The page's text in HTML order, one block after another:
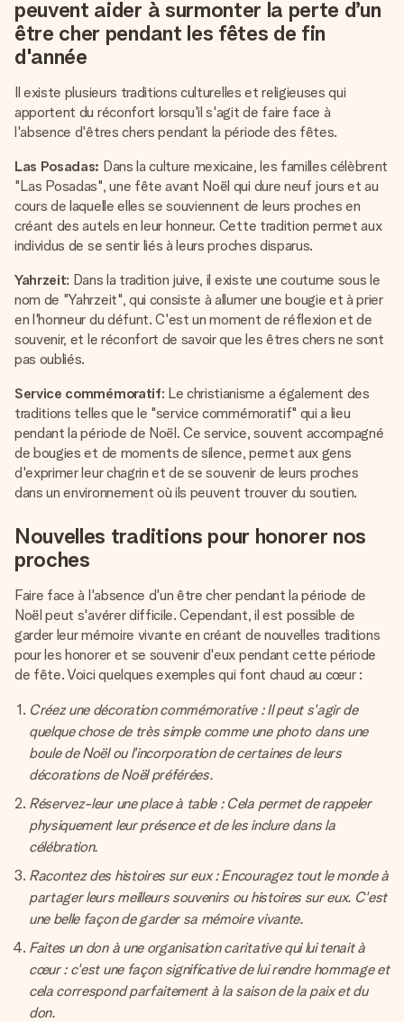
peuvent aider à surmonter la perte d’un
être cher pendant les fêtes de fin
d'année
Il existe plusieurs traditions culturelles et religieuses qui
apportent du réconfort lorsqu'il s'agit de faire face à
l'absence d'êtres chers pendant la période des fêtes.
Las Posadas: Dans la culture mexicaine, les familles célèbrent
"Las Posadas", une fête avant Noël qui dure neuf jours et au
cours de laquelle elles se souviennent de leurs proches en
créant des autels en leur honneur. Cette tradition permet aux
individus de se sentir liés à leurs proches disparus.
Yahrzeit: Dans la tradition juive, il existe une coutume sous le
nom de "Yahrzeit", qui consiste à allumer une bougie et à prier
en l'honneur du défunt. C'est un moment de réflexion et de
souvenir, et le réconfort de savoir que les êtres chers ne sont
pas oubliés.
Service commémoratif: Le christianisme a également des
traditions telles que le "service commémoratif" qui a lieu
pendant la période de Noël. Ce service, souvent accompagné
de bougies et de moments de silence, permet aux gens
d'exprimer leur chagrin et de se souvenir de leurs proches
dans un environnement où ils peuvent trouver du soutien.
Nouvelles traditions pour honorer nos
proches
Faire face à l'absence d'un être cher pendant la période de
Noël peut s'avérer difficile. Cependant, il est possible de
garder leur mémoire vivante en créant de nouvelles traditions
pour les honorer et se souvenir d'eux pendant cette période
de fête. Voici quelques exemples qui font chaud au cœur :
Créez une décoration commémorative : Il peut s'agir de
quelque chose de très simple comme une photo dans une
boule de Noël ou l'incorporation de certaines de leurs
décorations de Noël préférées.
Réservez-leur une place à table : Cela permet de rappeler
physiquement leur présence et de les inclure dans la
célébration.
Racontez des histoires sur eux : Encouragez tout le monde à
partager leurs meilleurs souvenirs ou histoires sur eux. C'est
une belle façon de garder sa mémoire vivante.
Faites un don à une organisation caritative qui lui tenait à
cœur : c'est une façon significative de lui rendre hommage et
cela correspond parfaitement à la saison de la paix et du
don.